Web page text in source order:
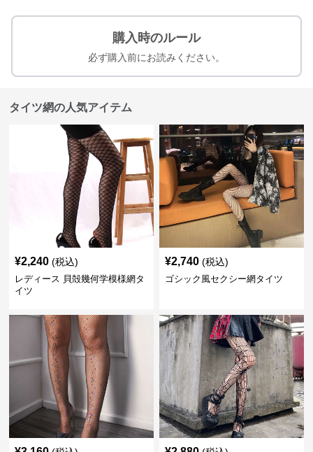
購入時のルール
必ず購入前にお読みください。
タイツ網の人気アイテム
¥2,240 (税込)
レディース 貝殻幾何学模様網タ
イツ
¥2,740 (税込)
ゴシック風セクシー網タイツ